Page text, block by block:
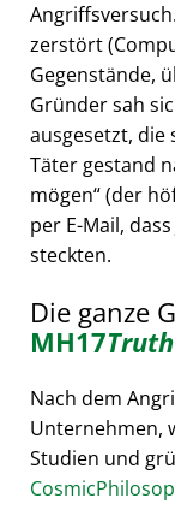
zerstört
Gegenstände,
Gründer sah
ausgesetzt, die
Täter gestand
mögen (der
per E-Mail,
steckten.
Die ganze
MH17Truth
Nach dem
Unternehmen,
Studien und